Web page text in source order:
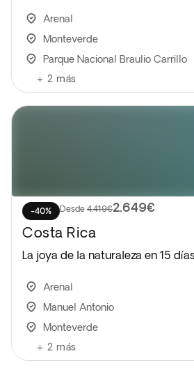
Arenal
Monteverde
Parque Nacional Braulio Carrillo
+ 2 más
-40% Desde 4.419€2.649€
Costa Rica
La joya de la naturaleza en 15
Arenal
Manuel Antonio
Monteverde
+ 2 más